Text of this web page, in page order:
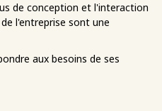
de conception et l'interaction
l'entreprise sont une
aux besoins de ses